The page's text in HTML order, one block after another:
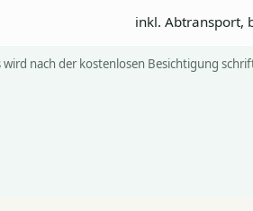
inkl. Abtransport,
nach der kostenlosen Besichtigung